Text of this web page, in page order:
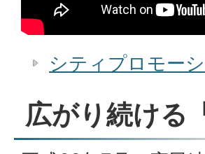
シティプロモー
広がり続ける